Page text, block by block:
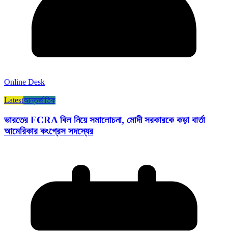
Online Desk
Latestআন্তর্জাতিক
ভারতের FCRA বিল নিয়ে সমালোচনা, মোদী সরকারকে কড়া বার্তা
আমেরিকার কংগ্রেস সদস্যের